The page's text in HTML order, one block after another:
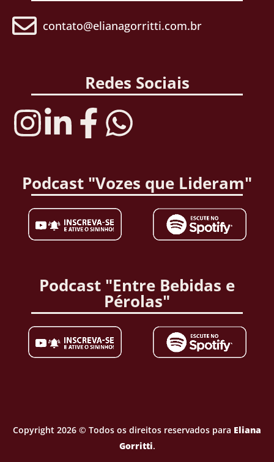
contato@elianagorritti.com.br
Redes Sociais
Podcast "Vozes que Lideram"
Podcast "Entre Bebidas e
Pérolas"
Copyright 2026 © Todos os direitos reservados para Eliana
Gorritti.